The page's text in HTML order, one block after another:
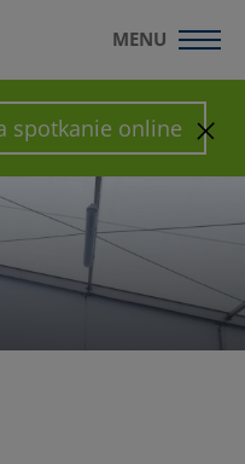
spotkanie online
MENU
SKONFIGURUJ HALĘ